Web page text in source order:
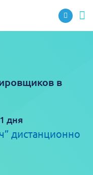
в
дня
дистанционно